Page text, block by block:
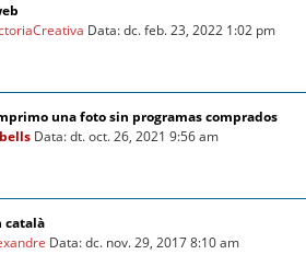
Data: dc. feb. 23, 2022 1:02 pm
una foto sin programas comprados
Data: dt. oct. 26, 2021 9:56 am
català
Data: dc. nov. 29, 2017 8:10 am